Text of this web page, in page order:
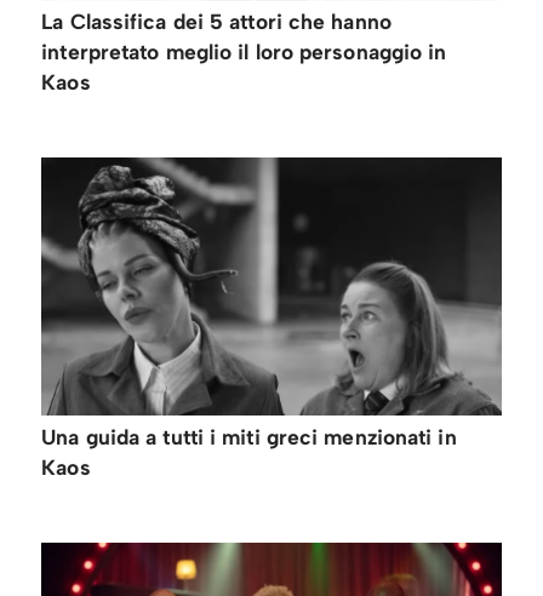
La Classifica dei 5 attori che hanno
interpretato meglio il loro personaggio in
Kaos
Una guida a tutti i miti greci menzionati in
Kaos